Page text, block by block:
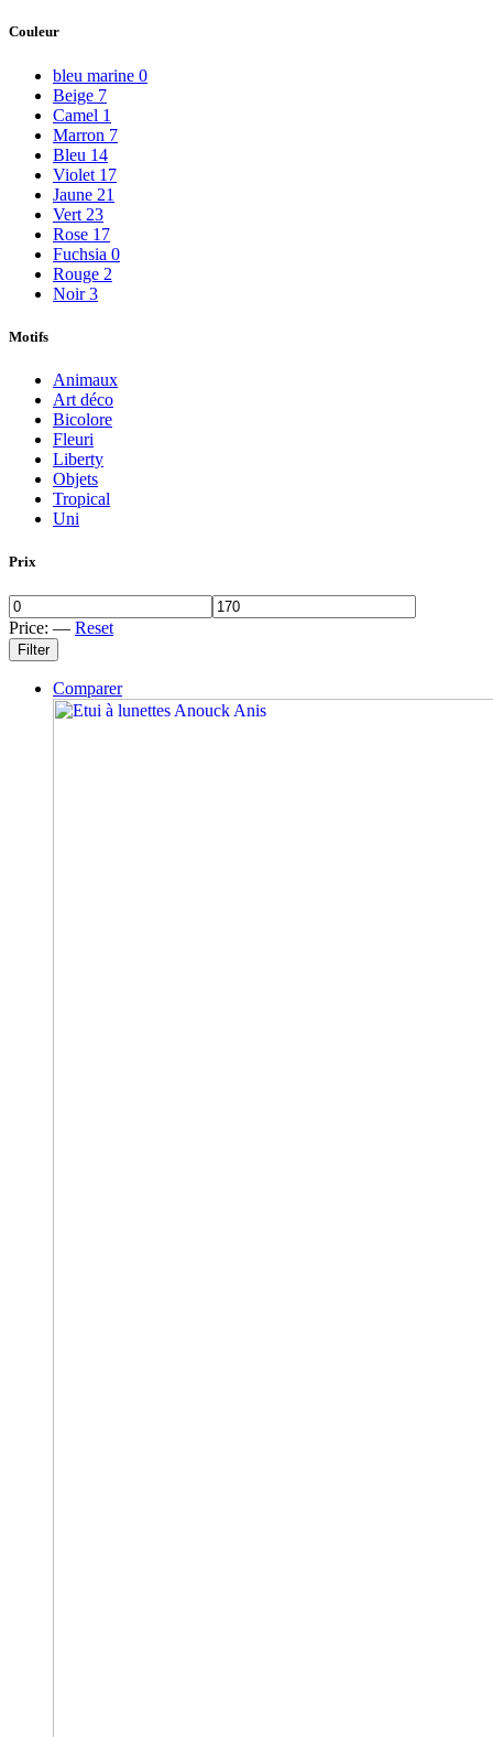
Couleur
bleu marine 0
Beige 7
Camel 1
Marron 7
Bleu 14
Violet 17
Jaune 21
Vert 23
Rose 17
Fuchsia 0
Rouge 2
Noir 3
Motifs
Animaux
Art déco
Bicolore
Fleuri
Liberty
Objets
Tropical
Uni
Prix
Price: — Reset
Filter
Comparer